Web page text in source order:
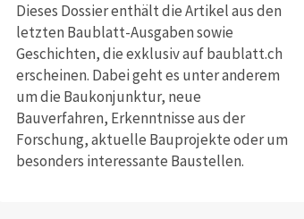
Dieses Dossier enthält die Artikel aus den
letzten Baublatt-Ausgaben sowie
Geschichten, die exklusiv auf baublatt.ch
erscheinen. Dabei geht es unter anderem
um die Baukonjunktur, neue
Bauverfahren, Erkenntnisse aus der
Forschung, aktuelle Bauprojekte oder um
besonders interessante Baustellen.